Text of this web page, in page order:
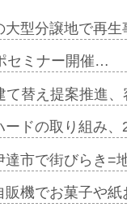
大型分譲地で再
セミナー開催…
て替え提案推進
ードの取り組み
達市で街びらき=
販機でお菓子や